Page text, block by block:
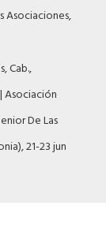
Asociaciones,
Cab.,
Asociación
De Las
21-23 jun